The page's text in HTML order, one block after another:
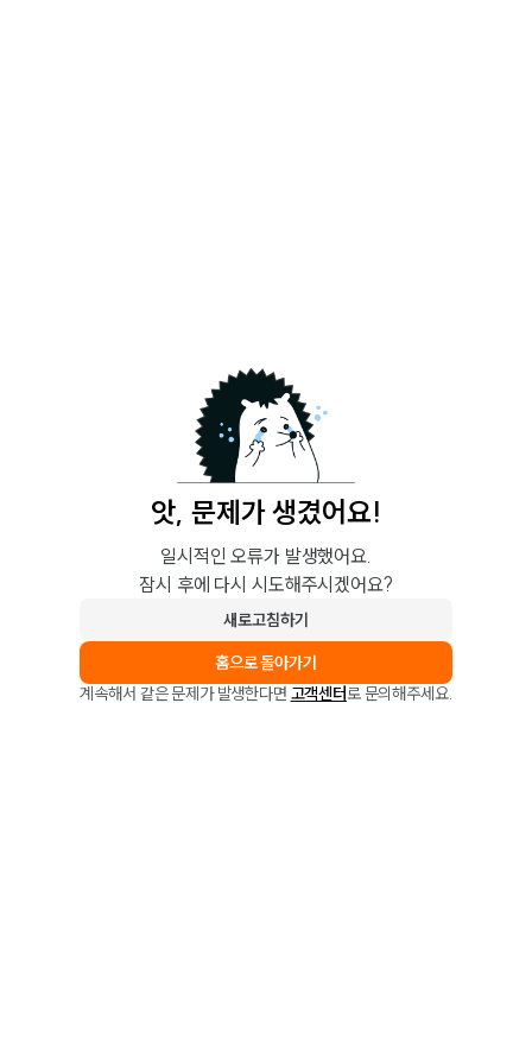
앗, 문제가 생겼어요!
일시적인 오류가 발생했어요.
잠시 후에 다시 시도해주시겠어요?
새로고침하기
홈으로 돌아가기
계속해서 같은 문제가 발생한다면 고객센터로 문의해주세요.